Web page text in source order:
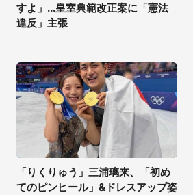
すよ」...皇室典範改正案に「憲法
違反」主張
「りくりゅう」三浦璃来、「初め
てのピンヒール」&ドレスアップ姿